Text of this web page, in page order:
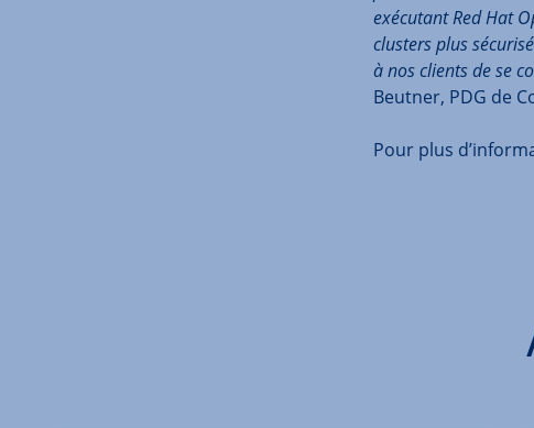
exécutant Red Hat
clusters plus
à nos clients de se
Beutner, PDG de
Pour plus